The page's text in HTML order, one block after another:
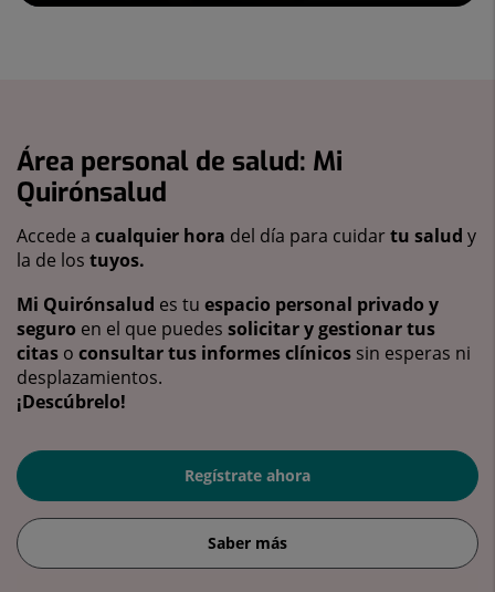
Área personal de salud: Mi
Quirónsalud
Accede a cualquier hora del día para cuidartu salud y
la de los tuyos.
Mi Quirónsalud es tu espacio personal privado y
seguro en el que puedes solicitar y gestionar tus
citas o consultar tus informes clínicos sin esperas ni
desplazamientos.
¡Descúbrelo!
Regístrate ahora
Saber más